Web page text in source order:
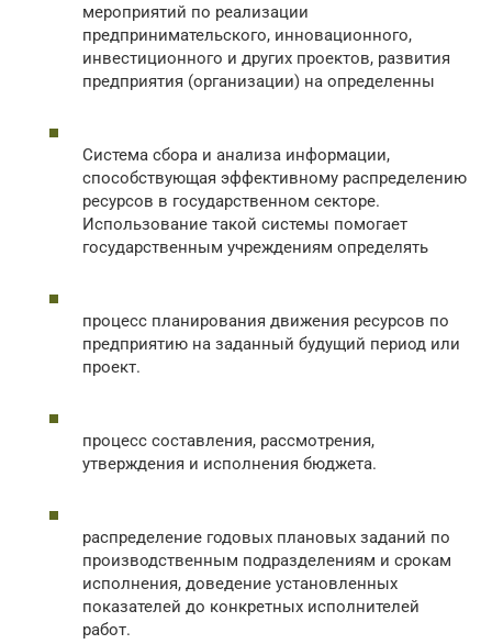
мероприятий по реализации
предпринимательского, инновационного,
инвестиционного и других проектов, развития
предприятия (организации) на определенны
Система сбора и анализа информации,
способствующая эффективному распределению
ресурсов в государственном секторе.
Использование такой системы помогает
государственным учреждениям определять
процесс планирования движения ресурсов по
предприятию на заданный будущий период или
проект.
процесс составления, рассмотрения,
утверждения и исполнения бюджета.
распределение годовых плановых заданий по
производственным подразделениям и срокам
исполнения, доведение установленных
показателей до конкретных исполнителей
работ.